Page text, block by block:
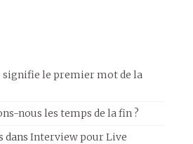
signifie le premier mot de la
nous les temps de la fin ?
dans Interview pour Live